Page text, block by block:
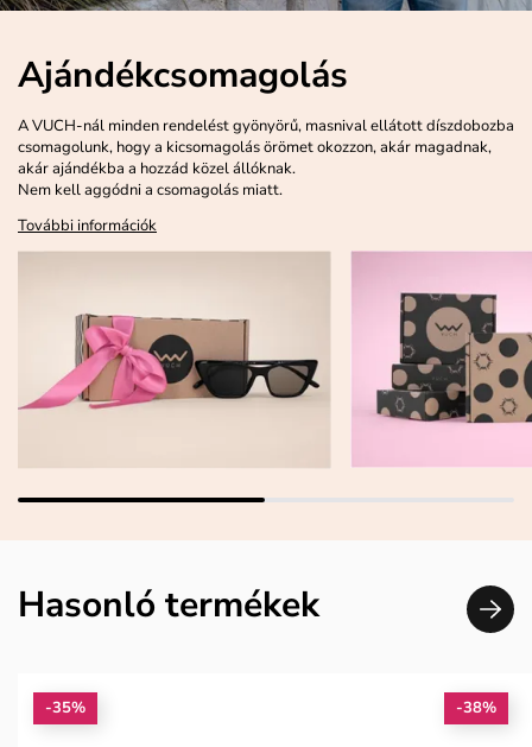
Ajándékcsomagolás
A VUCH-nál minden rendelést gyönyörű, masnival ellátott díszdobozba
csomagolunk, hogy a kicsomagolás örömet okozzon, akár magadnak,
akár ajándékba a hozzád közel állóknak.
Nem kell aggódni a csomagolás miatt.
További információk
Hasonló termékek
-35% -38%